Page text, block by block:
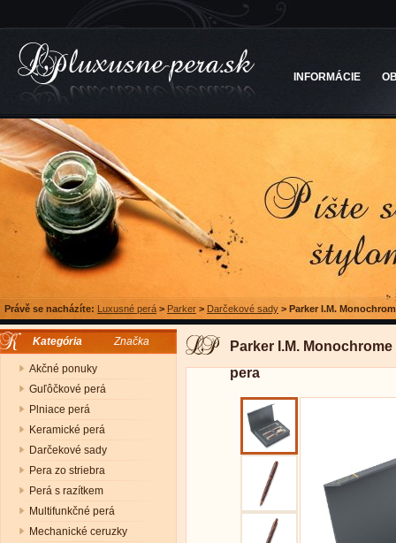
INFORMÁCIE
Právě se nacházíte: Luxusné perá > Parker > Darčekové sady > Parker I.M.
Kategória Značka
Akčné ponuky
Guľôčkové perá
Plniace perá
Keramické perá
Darčekové sady
Pera zo striebra
Perá s razítkem
Multifunkčné perá
Mechanické ceruzky
Parker I.M.
pera